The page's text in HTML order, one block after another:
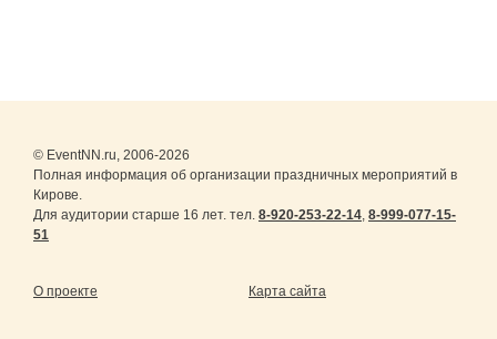
© EventNN.ru, 2006-2026
Полная информация об организации праздничных мероприятий в
Кирове.
Для аудитории старше 16 лет. тел. 8-920-253-22-14, 8-999-077-15-
51
О проекте Карта сайта